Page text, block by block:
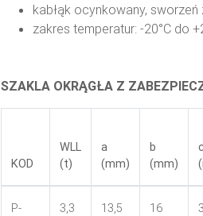
kabłąk ocynkowany,
zakres temperatur: -20°C do
SZAKLA OKRĄGŁA Z
KOD
WLL
(t)
a
(mm)
b
(mm)
c
P-
3,3 13,5 16